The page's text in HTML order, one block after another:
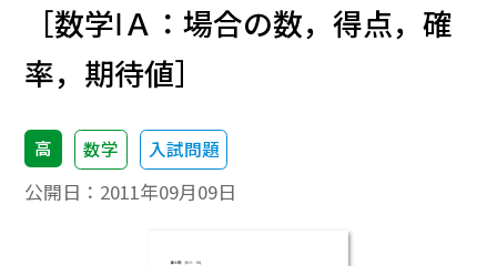
［数学ⅠＡ：場合の数，得点，確
率，期待値］
高 数学 入試問題
公開日： 2011年09月09日